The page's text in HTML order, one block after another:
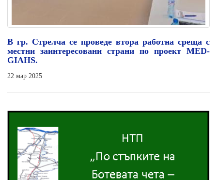
В гр. Стрелча се проведе втора работна среща с
местни заинтересовани страни по проект MED-
GIAHS.
22 мар 2025